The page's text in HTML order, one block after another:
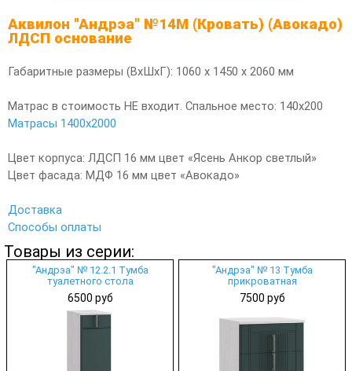
Аквилон "Андрэа" №14М (Кровать) (Авокадо)
ЛДСП основание
Габаритные размеры (ВхШхГ): 1060 х 1450 х 2060 мм
Матрас в стоимость НЕ входит. Спальное место: 140х200
Матрасы 1400х2000
Цвет корпуса: ЛДСП 16 мм цвет «Ясень Анкор светлый»
Цвет фасада: МДФ 16 мм цвет «Авокадо»
Доставка
Способы оплаты
Товары из серии:
"Андрэа" № 12.2.1 Тумба
туалетного стола
6500 руб
"Андрэа" № 13 Тумба
прикроватная
7500 руб